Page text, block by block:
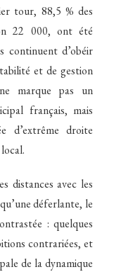
tour, 88,5 % des
22 000, ont été
continuent d’obéir
et de gestion
marque pas un
français, mais
d’extrême droite
distances avec les
déferlante, le
: quelques
contrariées, et
de la dynamique